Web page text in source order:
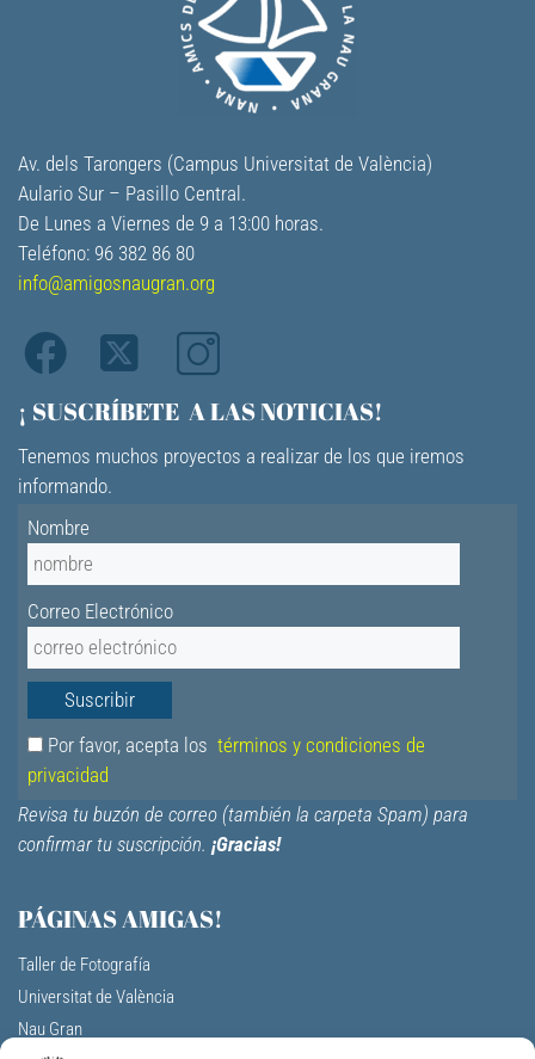
Av. dels Tarongers (Campus Universitat de València)
Aulario Sur – Pasillo Central.
De Lunes a Viernes de 9 a 13:00 horas.
Teléfono: 96 382 86 80
info@amigosnaugran.org
¡ SUSCRÍBETE A LAS NOTICIAS!
Tenemos muchos proyectos a realizar de los que iremos
informando.
Nombre
Correo Electrónico
Por favor, acepta los términos y condiciones de
privacidad
Revisa tu buzón de correo (también la carpeta Spam) para
confirmar tu suscripción. ¡Gracias!
PÁGINAS AMIGAS!
Taller de Fotografía
Universitat de València
Nau Gran